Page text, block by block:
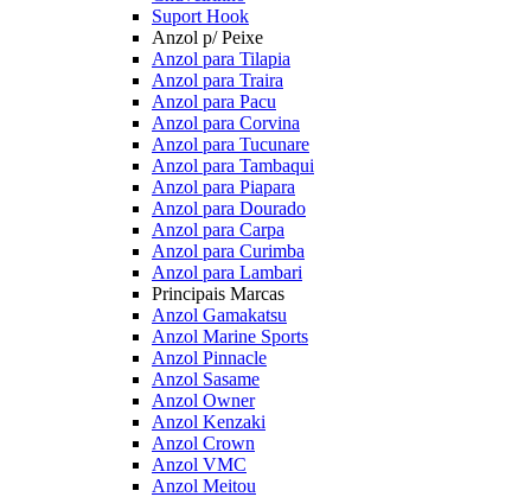
Suport Hook
Anzol p/ Peixe
Anzol para Tilapia
Anzol para Traira
Anzol para Pacu
Anzol para Corvina
Anzol para Tucunare
Anzol para Tambaqui
Anzol para Piapara
Anzol para Dourado
Anzol para Carpa
Anzol para Curimba
Anzol para Lambari
Principais Marcas
Anzol Gamakatsu
Anzol Marine Sports
Anzol Pinnacle
Anzol Sasame
Anzol Owner
Anzol Kenzaki
Anzol Crown
Anzol VMC
Anzol Meitou